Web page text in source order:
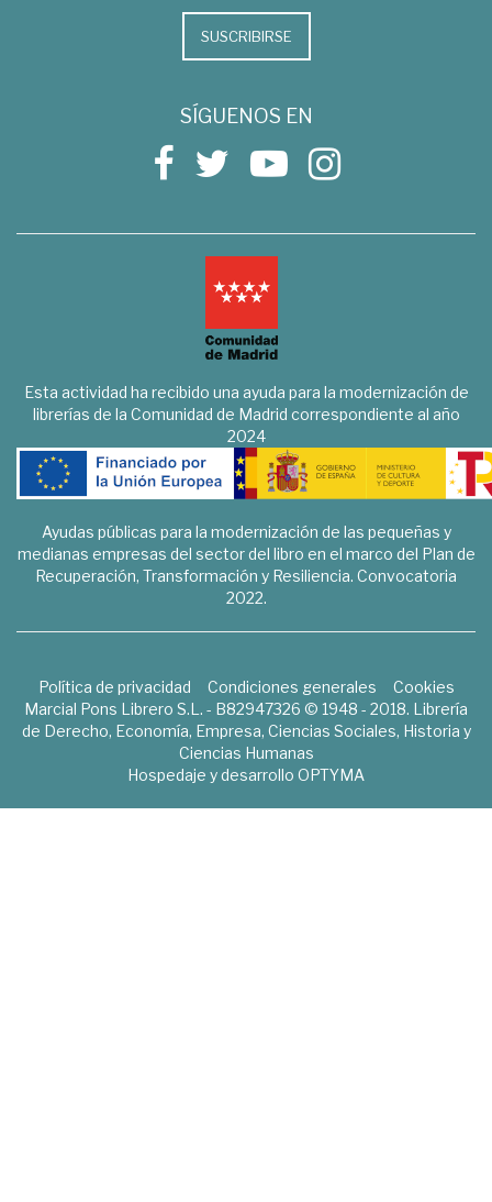
SUSCRIBIRSE
SÍGUENOS EN
Esta actividad ha recibido una ayuda para la modernización de
librerías de la Comunidad de Madrid correspondiente al año
2024
Ayudas públicas para la modernización de las pequeñas y
medianas empresas del sector del libro en el marco del Plan de
Recuperación, Transformación y Resiliencia. Convocatoria
2022.
Política de privacidad Condiciones generales
Cookies
Marcial Pons Librero S.L. - B82947326 © 1948 - 2018. Librería
de Derecho, Economía, Empresa, Ciencias Sociales, Historia y
Ciencias Humanas
Hospedaje y desarrollo OPTYMA